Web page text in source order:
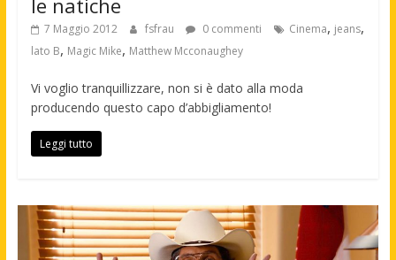
7 Maggio 2012 fsfrau 0 commenti Cinema, jeans,
lato B, Magic Mike, Matthew Mcconaughey
Vi voglio tranquillizzare, non si è dato alla moda
producendo questo capo d’abbigliamento!
Leggi tutto